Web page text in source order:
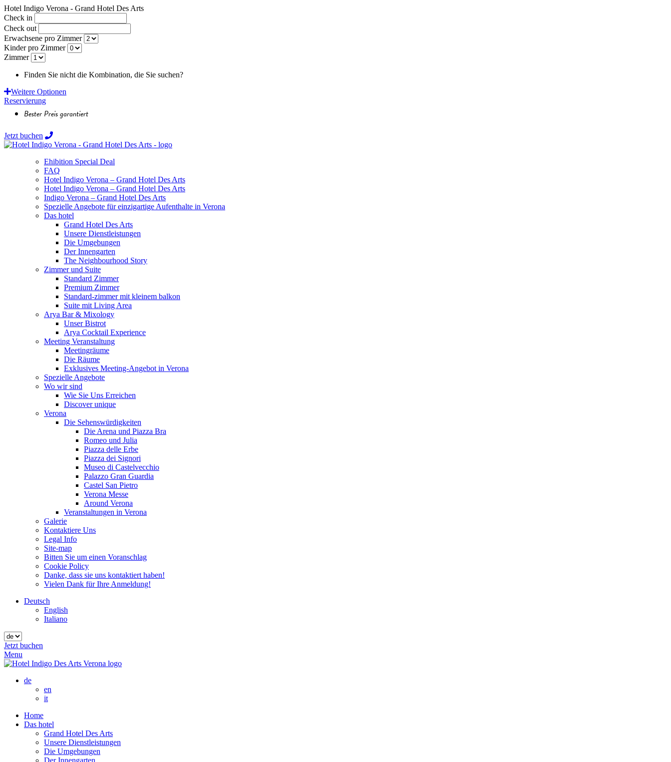
Hotel Indigo Verona - Grand Hotel Des Arts
Check in
Check out
Erwachsene pro Zimmer
Kinder pro Zimmer
Zimmer
Finden Sie nicht die Kombination, die Sie suchen?
Weitere Optionen
Reservierung
Bester Preis garantiert
Jetzt buchen
Ehibition Special Deal
FAQ
Hotel Indigo Verona – Grand Hotel Des Arts
Hotel Indigo Verona – Grand Hotel Des Arts
Indigo Verona – Grand Hotel Des Arts
Spezielle Angebote für einzigartige Aufenthalte in Verona
Das hotel
Grand Hotel Des Arts
Unsere Dienstleistungen
Die Umgebungen
Der Innengarten
The Neighbourhood Story
Zimmer und Suite
Standard Zimmer
Premium Zimmer
Standard-zimmer mit kleinem balkon
Suite mit Living Area
Arya Bar & Mixology
Unser Bistrot
Arya Cocktail Experience
Meeting Veranstaltung
Meetingräume
Die Räume
Exklusives Meeting-Angebot in Verona
Spezielle Angebote
Wo wir sind
Wie Sie Uns Erreichen
Discover unique
Verona
Die Sehenswürdigkeiten
Die Arena und Piazza Bra
Romeo und Julia
Piazza delle Erbe
Piazza dei Signori
Museo di Castelvecchio
Palazzo Gran Guardia
Castel San Pietro
Verona Messe
Around Verona
Veranstaltungen in Verona
Galerie
Kontaktiere Uns
Legal Info
Site-map
Bitten Sie um einen Voranschlag
Cookie Policy
Danke, dass sie uns kontaktiert haben!
Vielen Dank für Ihre Anmeldung!
Deutsch
English
Italiano
Jetzt buchen
Menu
de
en
it
Home
Das hotel
Grand Hotel Des Arts
Unsere Dienstleistungen
Die Umgebungen
Der Innengarten